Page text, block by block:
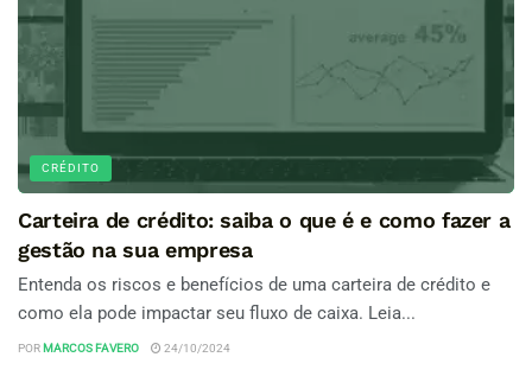
CRÉDITO
Carteira de crédito: saiba o que é e como fazer a
gestão na sua empresa
Entenda os riscos e benefícios de uma carteira de crédito e
como ela pode impactar seu fluxo de caixa. Leia...
POR MARCOS FAVERO 24/10/2024